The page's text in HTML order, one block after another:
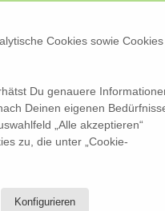
Cookies sowie Cookies
Du genauere
Deinen eigenen
„Alle akzeptieren“
zu, die unter „Cookie-